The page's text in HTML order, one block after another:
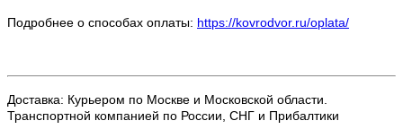
Подробнее о способах оплаты: https://kovrodvor.ru/oplata/
Доставка: Курьером по Москве и Московской области.
Транспортной компанией по России, СНГ и Прибалтики